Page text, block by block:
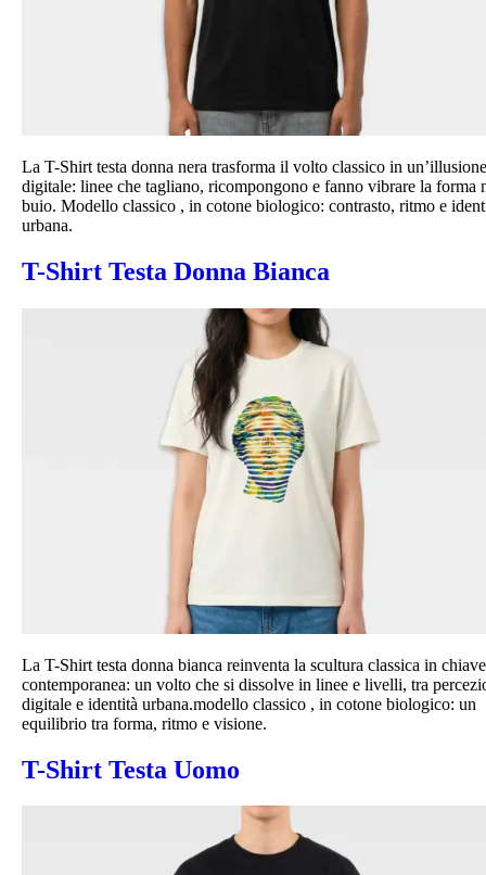
La T-Shirt testa donna nera trasforma il volto classico in un’illusione
digitale: linee che tagliano, ricompongono e fanno vibrare la forma
buio. Modello classico , in cotone biologico: contrasto, ritmo e
urbana.
T-Shirt Testa Donna Bianca
La T-Shirt testa donna bianca reinventa la scultura classica in chiave
contemporanea: un volto che si dissolve in linee e livelli, tra
digitale e identità urbana.modello classico , in cotone biologico: un
equilibrio tra forma, ritmo e visione.
T-Shirt Testa Uomo